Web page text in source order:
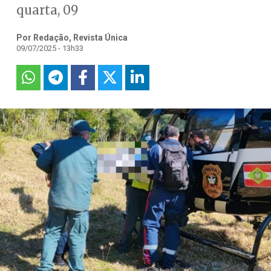
quarta, 09
Por Redação, Revista Única
09/07/2025 - 13h33